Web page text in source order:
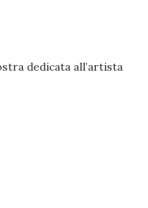
dedicata all’artista